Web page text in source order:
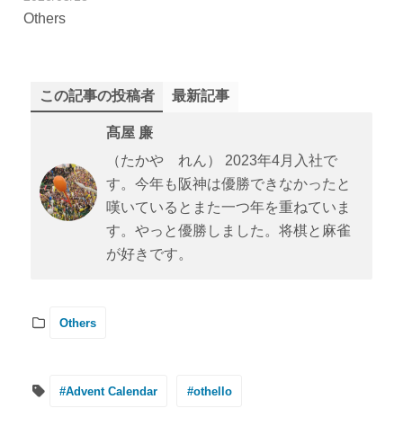
Others
この記事の投稿者 最新記事
髙屋 廉
（たかや れん） 2023年4月入社で
す。今年も阪神は優勝できなかったと
嘆いているとまた一つ年を重ねていま
す。やっと優勝しました。将棋と麻雀
が好きです。
Others
#Advent Calendar #othello